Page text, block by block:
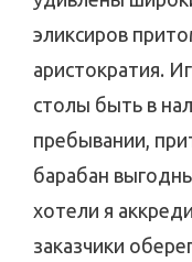
эликсиров
аристократия.
столы быть в
пребывании,
барабан
хотели я
заказчики